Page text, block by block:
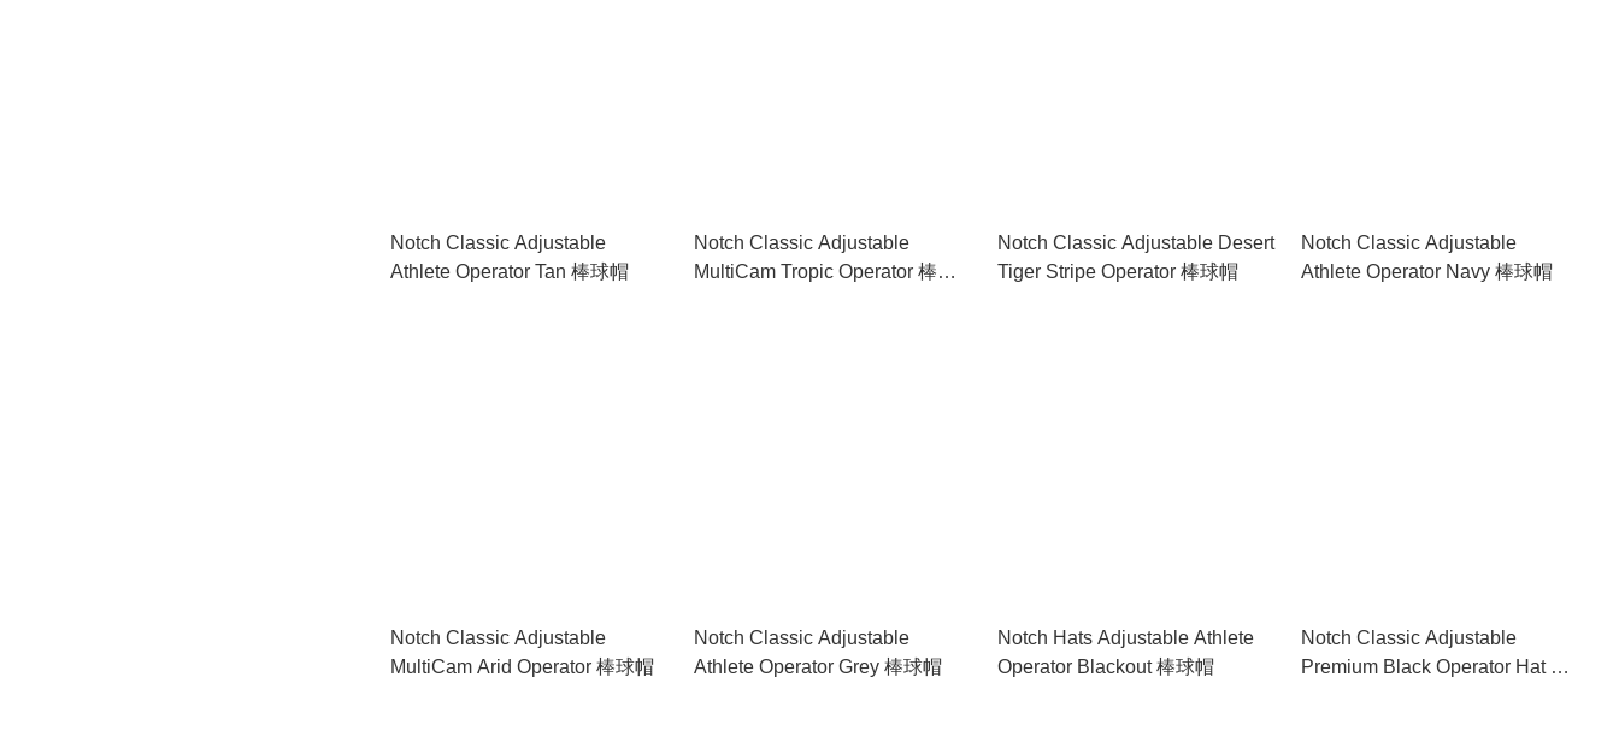
Notch Classic Adjustable
Athlete Operator Tan 棒球帽
Notch Classic Adjustable
MultiCam Tropic Operator 棒球
Notch Classic Adjustable Desert
Tiger Stripe Operator 棒球帽
Notch Classic Adjustable
Athlete Operator Navy 棒球帽
Notch Classic Adjustable
MultiCam Arid Operator 棒球帽
Notch Classic Adjustable
Athlete Operator Grey 棒球帽
Notch Hats Adjustable Athlete
Operator Blackout 棒球帽
Notch Classic Adjustable
Premium Black Operator Hat 棒